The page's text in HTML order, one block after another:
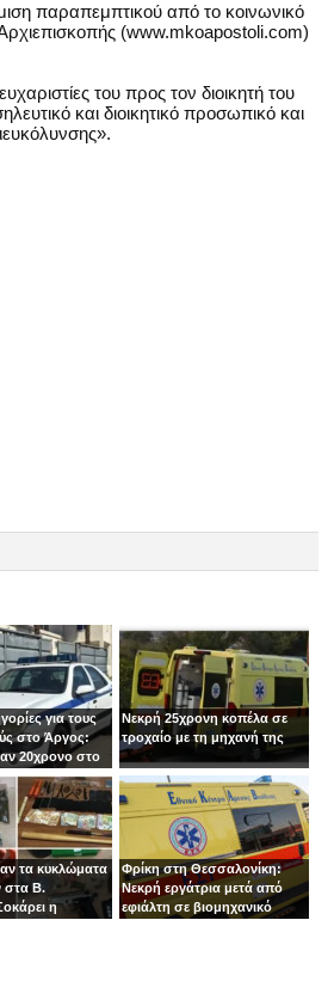
παραπεμπτικού από το κοινωνικό
(www.mkoapostoli.com)
του προς τον διοικητή του
και διοικητικό προσωπικό και
για τους
στο Άργος:
20χρονο στο
Νεκρή 25χρονη κοπέλα σε
τροχαίο με τη μηχανή της
τα κυκλώματα
στα Β.
η
Φρίκη στη Θεσσαλονίκη:
Νεκρή εργάτρια μετά από
εφιάλτη σε βιομηχανικό